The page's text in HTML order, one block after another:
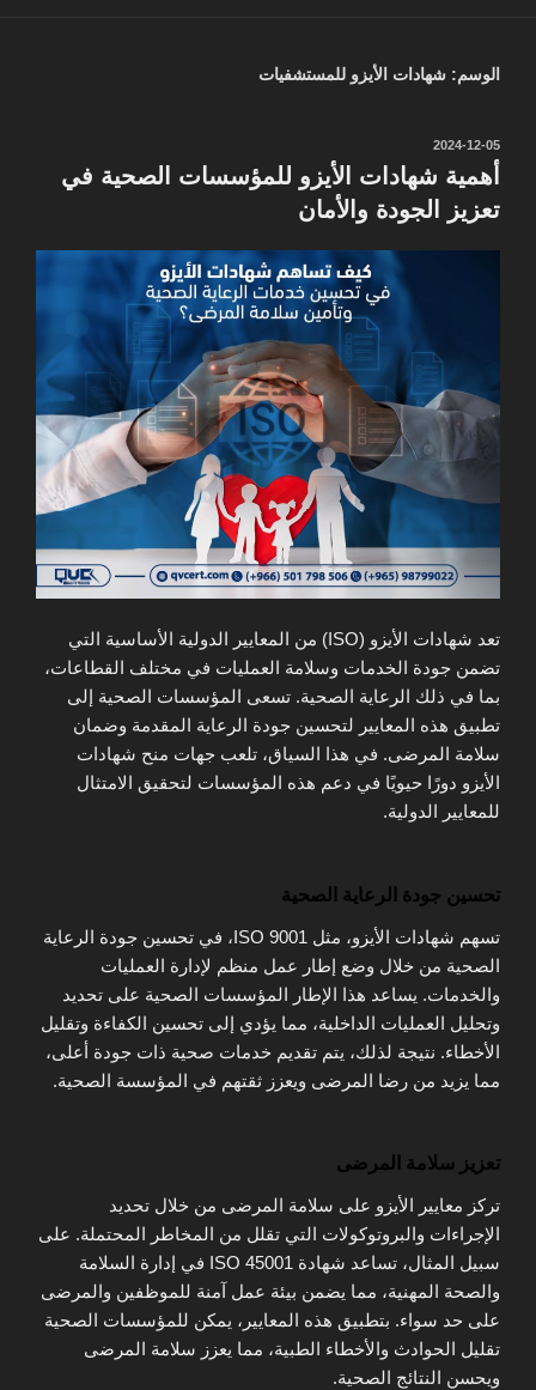
الوسم: شهادات الأيزو للمستشفيات
نُشر
في
2024-12-05
أهمية شهادات الأيزو للمؤسسات الصحية في
تعزيز الجودة والأمان
تعد شهادات الأيزو (ISO) من المعايير الدولية الأساسية التي
تضمن جودة الخدمات وسلامة العمليات في مختلف القطاعات،
بما في ذلك الرعاية الصحية. تسعى المؤسسات الصحية إلى
تطبيق هذه المعايير لتحسين جودة الرعاية المقدمة وضمان
سلامة المرضى. في هذا السياق، تلعب جهات منح شهادات
الأيزو دورًا حيويًا في دعم هذه المؤسسات لتحقيق الامتثال
للمعايير الدولية.
تحسين جودة الرعاية الصحية
تسهم شهادات الأيزو، مثل ISO 9001، في تحسين جودة الرعاية
الصحية من خلال وضع إطار عمل منظم لإدارة العمليات
والخدمات. يساعد هذا الإطار المؤسسات الصحية على تحديد
وتحليل العمليات الداخلية، مما يؤدي إلى تحسين الكفاءة وتقليل
الأخطاء. نتيجة لذلك، يتم تقديم خدمات صحية ذات جودة أعلى،
مما يزيد من رضا المرضى ويعزز ثقتهم في المؤسسة الصحية.
تعزيز سلامة المرضى
تركز معايير الأيزو على سلامة المرضى من خلال تحديد
الإجراءات والبروتوكولات التي تقلل من المخاطر المحتملة. على
سبيل المثال، تساعد شهادة ISO 45001 في إدارة السلامة
والصحة المهنية، مما يضمن بيئة عمل آمنة للموظفين والمرضى
على حد سواء. بتطبيق هذه المعايير، يمكن للمؤسسات الصحية
تقليل الحوادث والأخطاء الطبية، مما يعزز سلامة المرضى
ويحسن النتائج الصحية.